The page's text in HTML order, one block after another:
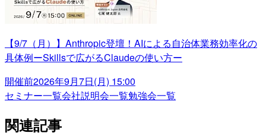
【9/7（月）】Anthropic登壇！AIによる自治体業務効率化の
具体例ーSkillsで広がるClaudeの使い方ー
開催前2026年9月7日(月) 15:00
セミナー一覧会社説明会一覧勉強会一覧
関連記事